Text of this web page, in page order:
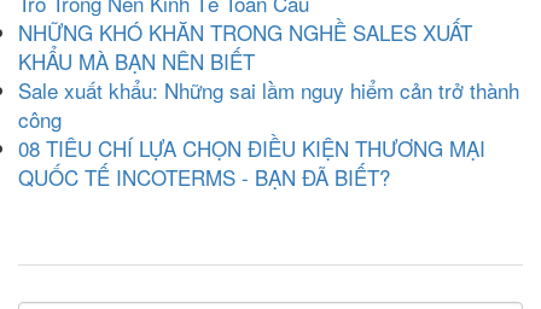
NHỮNG KHÓ KHĂN TRONG NGHỀ SALES XUẤT
KHẨU MÀ BẠN NÊN BIẾT
Sale xuất khẩu: Những sai lầm nguy hiểm cản trở thành
công
08 TIÊU CHÍ LỰA CHỌN ĐIỀU KIỆN THƯƠNG MẠI
QUỐC TẾ INCOTERMS - BẠN ĐÃ BIẾT?